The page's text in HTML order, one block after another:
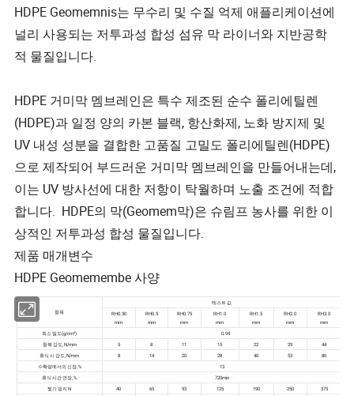
HDPE Geomemnis는 무수리 및 수질 억제 애플리케이션에
널리 사용되는 저투과성 합성 섬유 막 라이너와 지반공학
적 물질입니다.
HDPE 거미막 멤브레인은 특수 제조된 순수 폴리에틸렌
(HDPE)과 일정 양의 카본 블랙, 항산화제, 노화 방지제 및
UV 내성 성분을 결합한 고품질 고밀도 폴리에틸렌(HDPE)
으로 제작되어 부드러운 거미막 멤브레인을 만들어내는데,
이는 UV 방사선에 대한 저항이 탁월하며 노출 조건에 적합
합니다. HDPE의 막(Geomem막)은 슈림프 농사를 위한 이
상적인 저투과성 합성 물질입니다.
제품 매개변수
HDPE Geomemembe 사양